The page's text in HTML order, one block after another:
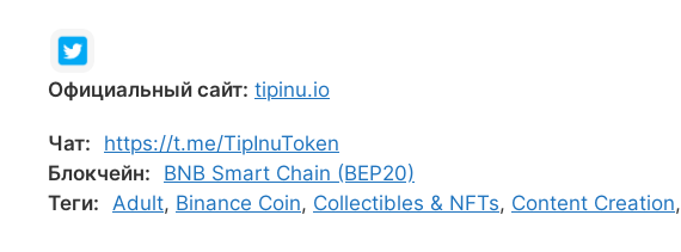
Официальный сайт: tipinu.io
Чат:
https://t.me/TipInuToken
Блокчейн:
BNB Smart Chain (BEP20)
Теги: Adult, Binance Coin, Collectibles & NFTs, Content Creation,